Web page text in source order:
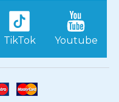
TikTok Youtube